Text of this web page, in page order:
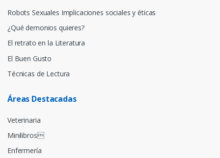
Robots Sexuales Implicaciones sociales y éticas
¿Qué demonios quieres?
El retrato en la Literatura
El Buen Gusto
Técnicas de Lectura
Áreas Destacadas
Veterinaria
Minilibros
Enfermería